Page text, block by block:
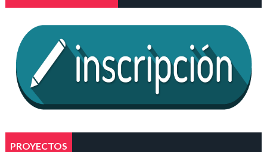
PROYECTOS